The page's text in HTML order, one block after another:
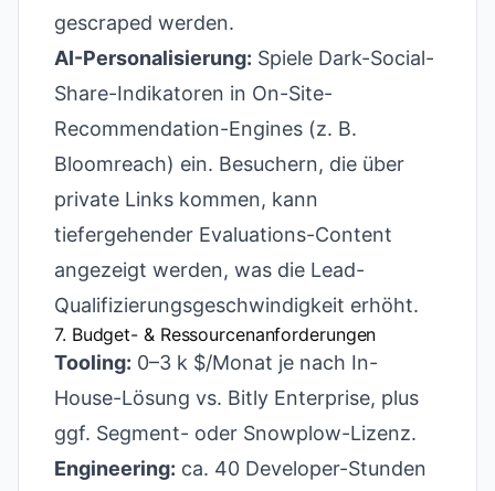
gescraped werden.
AI-Personalisierung: Spiele Dark-Social-
Share-Indikatoren in On-Site-
Recommendation-Engines (z. B.
Bloomreach) ein. Besuchern, die über
private Links kommen, kann
tiefergehender Evaluations-Content
angezeigt werden, was die Lead-
Qualifizierungs­geschwindigkeit erhöht.
7. Budget- & Ressourcen­anforderungen
Tooling: 0–3 k $/Monat je nach In-
House-Lösung vs. Bitly Enterprise, plus
ggf. Segment- oder Snowplow-Lizenz.
Engineering: ca. 40 Developer-Stunden